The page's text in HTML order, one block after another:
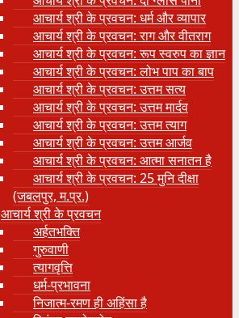
आचार्य श्री के प्रवचन: धर्म और व्यापार
आचार्य श्री के प्रवचन: राग और वीतराग
आचार्य श्री के प्रवचन: रूप स्वरुप का ज्ञान
आचार्य श्री के प्रवचन: लोभ पाप का बाप
आचार्य श्री के प्रवचन: उत्तम सत्य
आचार्य श्री के प्रवचन: उत्तम मार्दव
आचार्य श्री के प्रवचन: उत्तम त्याग
आचार्य श्री के प्रवचन: उत्तम आर्जव
आचार्य श्री के प्रवचन: आत्मा सनातन है
आचार्य श्री के प्रवचन: 25 मुनि दीक्षा
(जबलपुर, म.प्र.)
आचार्य श्री के प्रवचन
अर्हतभक्ति
गुरुवाणी
त्यागवृत्ति
धर्म-प्रभावना
निजात्म-रमण ही अहिंसा है